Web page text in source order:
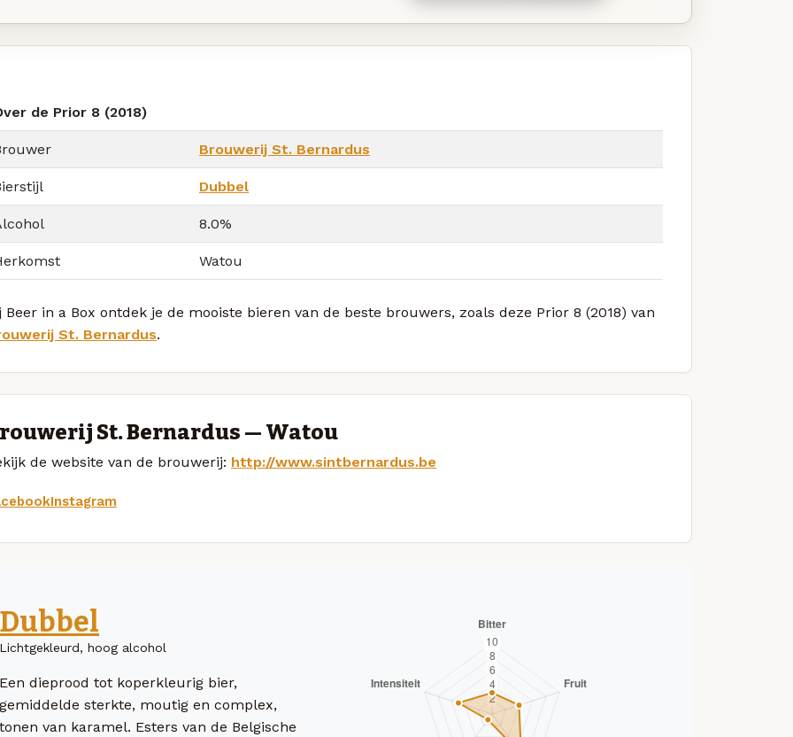
de Prior 8 (2018)
Brouwerij St. Bernardus
Dubbel
8.0%
Watou
Beer in a Box ontdek je de mooiste bieren van de beste brouwers, zoals deze Prior 8 (2018) van
St. Bernardus.
St. Bernardus — Watou
de website van de brouwerij: http://www.sintbernardus.be
Instagram
Dubbel
Lichtgekleurd, hoog alcohol
Een dieprood tot koperkleurig bier,
gemiddelde sterkte, moutig en complex,
tonen van karamel. Esters van de Belgische